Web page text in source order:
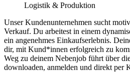
Logistik & Produktion
Unser Kundenunternehmen sucht
Verkauf. Du arbeitest in einem
ein angenehmes Einkaufserlebnis.
dir, mit Kund*innen erfolgreich zu
Weg zu deinem Nebenjob führt über
downloaden, anmelden und direkt per